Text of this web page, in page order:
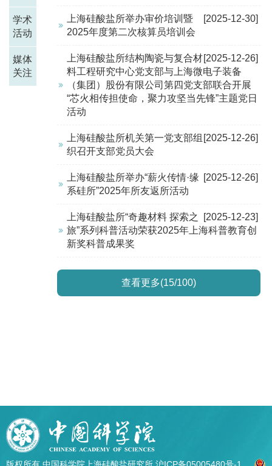
学术
活动
媒体
关注
[2025-12-30]
上海硅酸盐所举办审价培训暨
2025年度第二次核算员培训会
[2025-12-26]
上海硅酸盐所结构陶瓷与复合材
料工程研究中心党支部与上海微电子装备
（集团）股份有限公司第四党支部联合开展
“芯火相传担使命，聚力攻坚当先锋”主题党日
活动
[2025-12-26]
上海硅酸盐所机关第一党支部组
织召开支部党员大会
[2025-12-26]
上海硅酸盐所举办“薪火传情·缘
系硅所”2025年所友返所活动
[2025-12-23]
上海硅酸盐所“奇趣材料 探索之
旅”系列科普活动荣获2025年上海科普教育创
新奖科普成果奖
查看更多(15/100)